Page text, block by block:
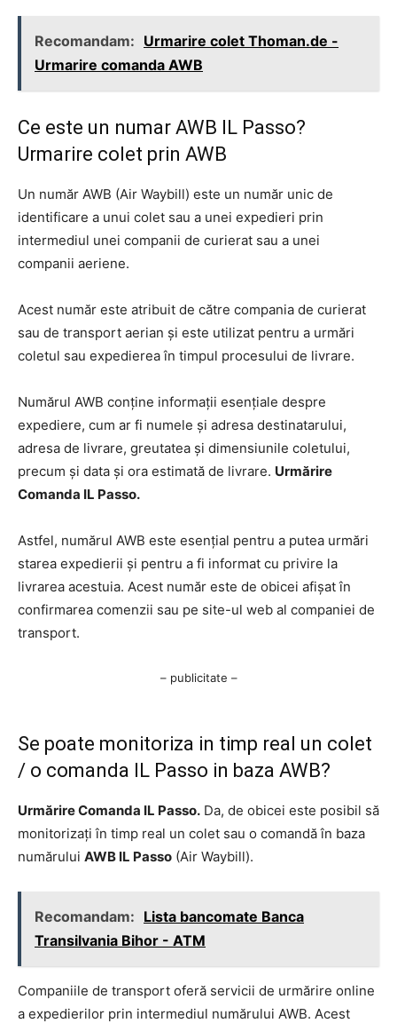
Recomandam: Urmarire colet Thoman.de -
Urmarire comanda AWB
Ce este un numar AWB IL Passo?
Urmarire colet prin AWB
Un număr AWB (Air Waybill) este un număr unic de
identificare a unui colet sau a unei expedieri prin
intermediul unei companii de curierat sau a unei
companii aeriene.
Acest număr este atribuit de către compania de curierat
sau de transport aerian și este utilizat pentru a urmări
coletul sau expedierea în timpul procesului de livrare.
Numărul AWB conține informații esențiale despre
expediere, cum ar fi numele și adresa destinatarului,
adresa de livrare, greutatea și dimensiunile coletului,
precum și data și ora estimată de livrare. Urmărire
Comanda IL Passo.
Astfel, numărul AWB este esențial pentru a putea urmări
starea expedierii și pentru a fi informat cu privire la
livrarea acestuia. Acest număr este de obicei afișat în
confirmarea comenzii sau pe site-ul web al companiei de
transport.
– publicitate –
Se poate monitoriza in timp real un colet
/ o comanda IL Passo in baza AWB?
Urmărire Comanda IL Passo. Da, de obicei este posibil să
monitorizați în timp real un colet sau o comandă în baza
numărului AWB IL Passo (Air Waybill).
Recomandam: Lista bancomate Banca
Transilvania Bihor - ATM
Companiile de transport oferă servicii de urmărire online
a expedierilor prin intermediul numărului AWB. Acest